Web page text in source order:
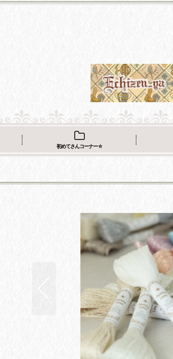
初めてさんコーナー☆